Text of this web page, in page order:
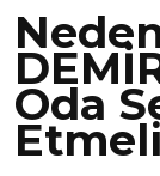
Oda